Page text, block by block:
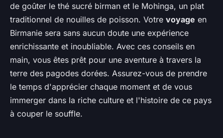
de goûter le thé sucré birman et le Mohinga, un plat
traditionnel de nouilles de poisson. Votre voyage en
Birmanie sera sans aucun doute une expérience
enrichissante et inoubliable. Avec ces conseils en
main, vous êtes prêt pour une aventure à travers la
terre des pagodes dorées. Assurez-vous de prendre
le temps d'apprécier chaque moment et de vous
immerger dans la riche culture et l'histoire de ce pays
à couper le souffle.